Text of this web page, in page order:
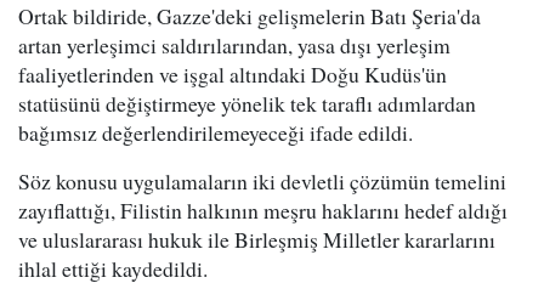
Ortak bildiride, Gazze'deki gelişmelerin Batı Şeria'da
artan yerleşimci saldırılarından, yasa dışı yerleşim
faaliyetlerinden ve işgal altındaki Doğu Kudüs'ün
statüsünü değiştirmeye yönelik tek taraflı adımlardan
bağımsız değerlendirilemeyeceği ifade edildi.
Söz konusu uygulamaların iki devletli çözümün temelini
zayıflattığı, Filistin halkının meşru haklarını hedef aldığı
ve uluslararası hukuk ile Birleşmiş Milletler kararlarını
ihlal ettiği kaydedildi.